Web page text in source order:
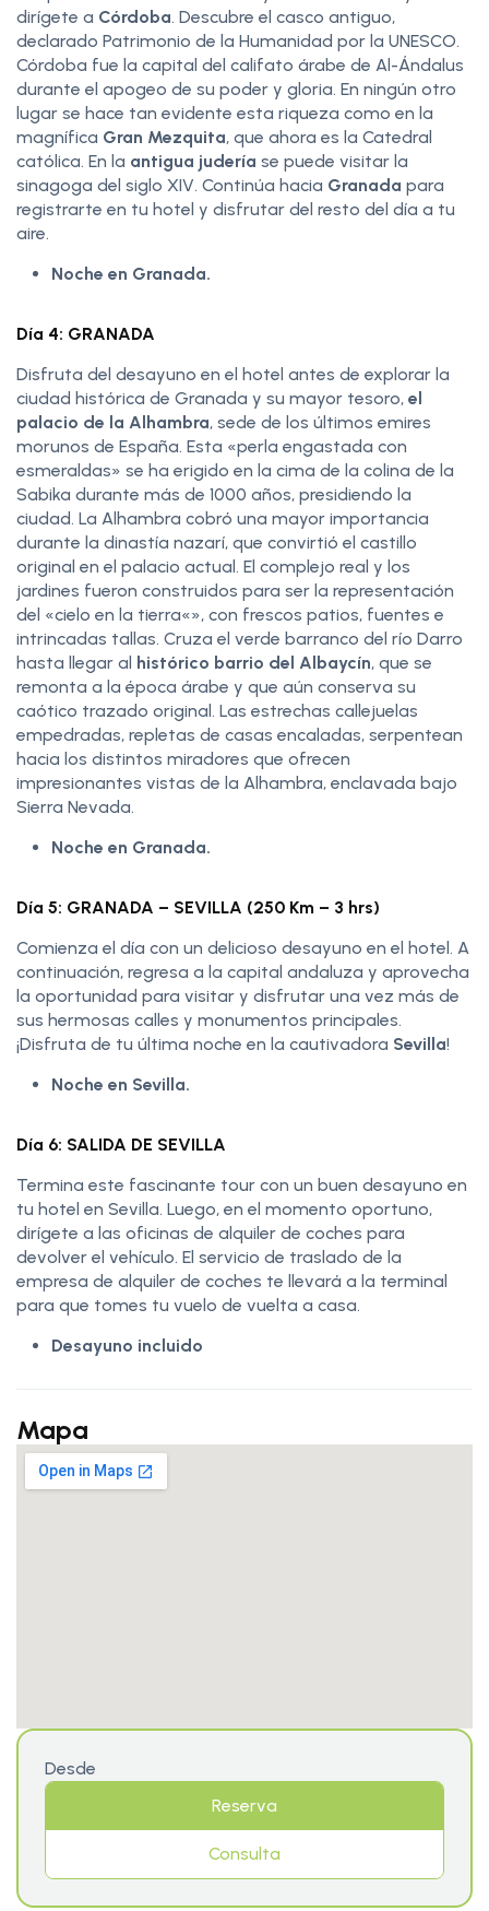
dirígete a Córdoba. Descubre el casco antiguo,
declarado Patrimonio de la Humanidad por la UNESCO.
Córdoba fue la capital del califato árabe de Al-Ándalus
durante el apogeo de su poder y gloria. En ningún otro
lugar se hace tan evidente esta riqueza como en la
magnífica Gran Mezquita, que ahora es la Catedral
católica. En la antigua judería se puede visitar la
sinagoga del siglo XIV. Continúa hacia Granada para
registrarte en tu hotel y disfrutar del resto del día a tu
aire.
Noche en Granada.
Día 4: GRANADA
Disfruta del desayuno en el hotel antes de explorar la
ciudad histórica de Granada y su mayor tesoro, el
palacio de la Alhambra, sede de los últimos emires
morunos de España. Esta «perla engastada con
esmeraldas» se ha erigido en la cima de la colina de la
Sabika durante más de 1000 años, presidiendo la
ciudad. La Alhambra cobró una mayor importancia
durante la dinastía nazarí, que convirtió el castillo
original en el palacio actual. El complejo real y los
jardines fueron construidos para ser la representación
del «cielo en la tierra«», con frescos patios, fuentes e
intrincadas tallas. Cruza el verde barranco del río Darro
hasta llegar al histórico barrio del Albaycín, que se
remonta a la época árabe y que aún conserva su
caótico trazado original. Las estrechas callejuelas
empedradas, repletas de casas encaladas, serpentean
hacia los distintos miradores que ofrecen
impresionantes vistas de la Alhambra, enclavada bajo
Sierra Nevada.
Noche en Granada.
Día 5: GRANADA – SEVILLA (250 Km – 3 hrs)
Comienza el día con un delicioso desayuno en el hotel. A
continuación, regresa a la capital andaluza y aprovecha
la oportunidad para visitar y disfrutar una vez más de
sus hermosas calles y monumentos principales.
¡Disfruta de tu última noche en la cautivadora Sevilla!
Noche en Sevilla.
Día 6: SALIDA DE SEVILLA
Termina este fascinante tour con un buen desayuno en
tu hotel en Sevilla. Luego, en el momento oportuno,
dirígete a las oficinas de alquiler de coches para
devolver el vehículo. El servicio de traslado de la
empresa de alquiler de coches te llevará a la terminal
para que tomes tu vuelo de vuelta a casa.
Desayuno incluido
Mapa
Desde
Reserva
Consulta